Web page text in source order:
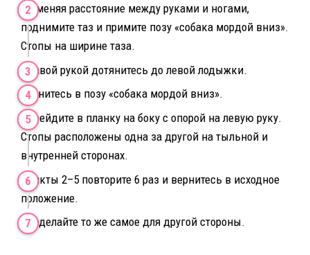
Не меняя расстояние между руками и ногами,
поднимите таз и примите позу «собака мордой вниз».
Стопы на ширине таза.
Правой рукой дотянитесь до левой лодыжки.
Вернитесь в позу «собака мордой вниз».
Перейдите в планку на боку с опорой на левую руку.
Стопы расположены одна за другой на тыльной и
внутренней сторонах.
Пункты 2–5 повторите 6 раз и вернитесь в исходное
положение.
Проделайте то же самое для другой стороны.